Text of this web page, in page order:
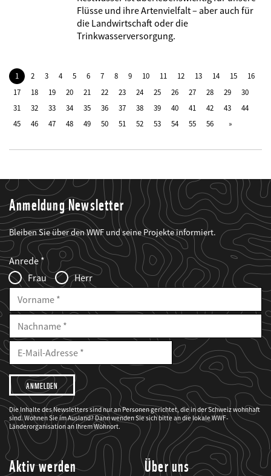
Flüsse und ihre Artenvielfalt – aber auch für
die Landwirtschaft oder die
Trinkwasserversorgung.
1 2 3 4 5 6 7 8 9 10 11 12 13 14 15
16
17
18 19 20 21 22 23 24 25 26 27 28 29
30
31
32 33 34 35 36 37 38 39 40 41 42 43
44
45
46 47 48 49 50 51 52 53 54 55 56
Anmeldung Newsletter
Bleiben Sie über den WWF und seine Projekte informiert.
Web2Case
Infofelder
Fieldset
anrede_name
Anrede
Frau
Herr
Vorname
Nachname
E-
Mailadresse
E-
Adresse
Ich
möchte,
dass
der
WWF
mich
über
seine
Projekte
informiert.
Die Inhalte des Newsletters sind nur an Personen gerichtet, die in der Schweiz wohnhaft
sind. Wohnen Sie im Ausland? Dann wenden Sie sich bitte an die lokale WWF-
Länderorganisation an Ihrem Wohnort.
Aktiv werden Über uns